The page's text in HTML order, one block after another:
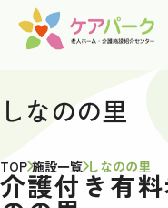
しなのの里
TOP 施設一覧 しなのの里
介護付き有